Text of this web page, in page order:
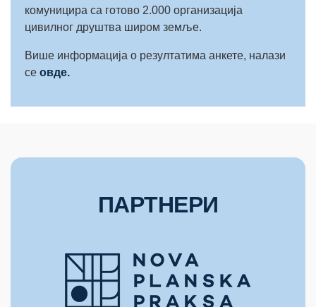
комуницира са готово 2.000 организација
цивилног друштва широм земље.
Више информација о резултатима анкете, налази
се овде.
ПАРТНЕРИ